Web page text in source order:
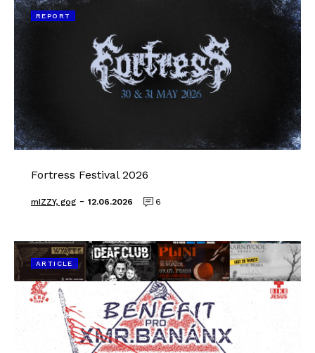
REPORT
Fortress Festival 2026
mIZZY, gog - 12.06.2026 6
ARTICLE